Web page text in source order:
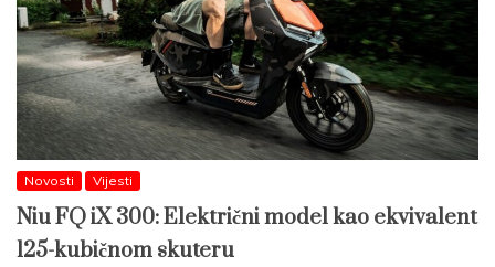
Novosti Vijesti
Niu FQ iX 300: Električni model kao ekvivalent
125-kubičnom skuteru